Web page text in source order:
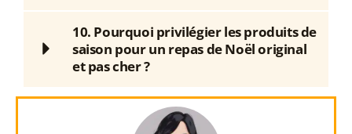
10. Pourquoi privilégier les produits de
saison pour un repas de Noël original
et pas cher ?